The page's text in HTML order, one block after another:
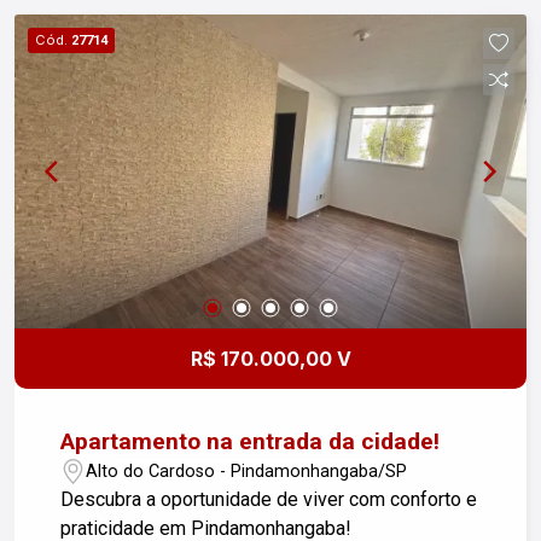
na varanda gourmet, onde você poderá receber
amigos e familiares com uma vista panorâmica
deslumbrante. Além disso, o apartamento possui
1 banheiro e 1 vaga de garagem, garantindo a
conveniência que você merece. Com uma área útil
de 95,55m², este espaço é ideal para quem
busca qualidade de vida e conforto. A entrega
está prevista para outubro de 2028, oferecendo a
oportunidade de adquirir um imóvel novo e
moderno em uma das melhores localizações de
Pindamonhangaba. Não perca essa chance de
viver em um lugar que reúne tudo o que você e
sua família precisam. Entre em contato para mais
Cód. 27714
R$ 170.000,00 V
Apartamento na entrada da cidade!
Alto do Cardoso - Pindamonhangaba/SP
Descubra a oportunidade de viver com conforto e
praticidade em Pindamonhangaba!